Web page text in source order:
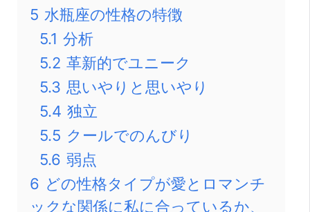
5 水瓶座の性格の特徴
5.1 分析
5.2 革新的でユニーク
5.3 思いやりと思いやり
5.4 独立
5.5 クールでのんびり
5.6 弱点
6 どの性格タイプが愛とロマンチ
ックな関係に私に合っているか、